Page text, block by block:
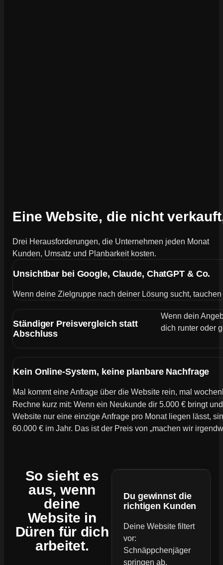
Eine Website, die nicht
Drei Herausforderungen, die Unternehmen jeden Monat
Kunden, Umsatz und Planbarkeit kosten.
Unsichtbar bei Google, Claude, ChatGPT & Co.
Wenn deine Zielgruppe nach deiner Lösung sucht,
Ständiger Preisvergleich statt
Abschluss
Wenn dein
dich runter oder
Kein Online-System, keine planbare Nachfrage
Mal kommt eine Anfrage über die Website rein, mal
Rechne kurz mit: Wenn ein Neukunde dir 5.000 € bringt
Website nur eine einzige Anfrage pro Monat liegen lässt,
60.000 € im Jahr. Das ist der Preis von „machen wir
So sieht es
aus, wenn
deine
Website in
Düren für dich
arbeitet.
Du gewinnst die
richtigen Kunden
Deine Website filtert
vor:
Schnäppchenjäger
springen ab,